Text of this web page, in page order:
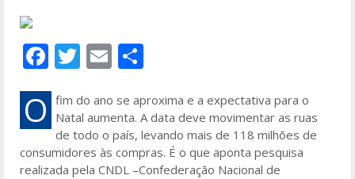
F
ac
e
b
o
T
w
itt
er
E
m
ai
l
ar
e
O
fim do ano se aproxima e a expectativa para o
Natal aumenta. A data deve movimentar as ruas
de todo o país, levando mais de 118 milhões de
consumidores às compras. É o que aponta pesquisa
realizada pela CNDL –Confederação Nacional de